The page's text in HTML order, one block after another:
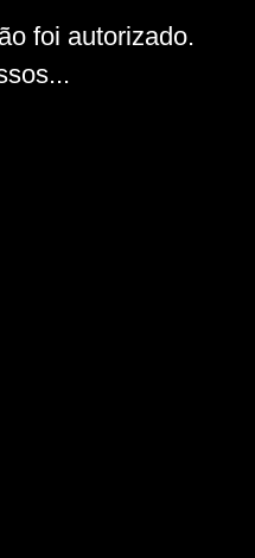
foi autorizado.